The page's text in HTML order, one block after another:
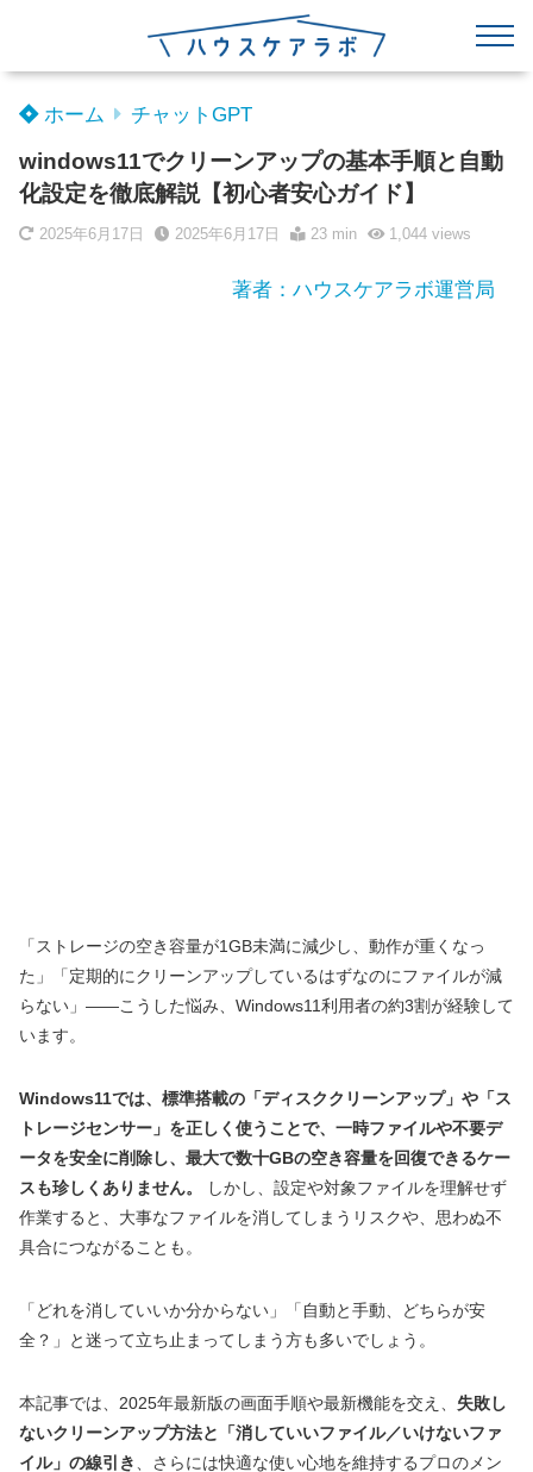
ホーム チャットGPT
windows11でクリーンアップの基本手順と自動
化設定を徹底解説【初心者安心ガイド】
2025年6月17日 2025年6月17日 23 min 1,044views
著者：ハウスケアラボ運営局
「ストレージの空き容量が1GB未満に減少し、動作が重くなっ
た」「定期的にクリーンアップしているはずなのにファイルが減
らない」――こうした悩み、Windows11利用者の約3割が経験して
います。
Windows11では、標準搭載の「ディスククリーンアップ」や「ス
トレージセンサー」を正しく使うことで、一時ファイルや不要デ
ータを安全に削除し、最大で数十GBの空き容量を回復できるケー
スも珍しくありません。
しかし、設定や対象ファイルを理解せず
作業すると、大事なファイルを消してしまうリスクや、思わぬ不
具合につながることも。
「どれを消していいか分からない」「自動と手動、どちらが安
全？」と迷って立ち止まってしまう方も多いでしょう。
本記事では、2025年最新版の画面手順や最新機能を交え、 失敗し
ないクリーンアップ方法と「消していいファイル／いけないファ
イル」の線引き
、さらには快適な使い心地を維持するプロのメン